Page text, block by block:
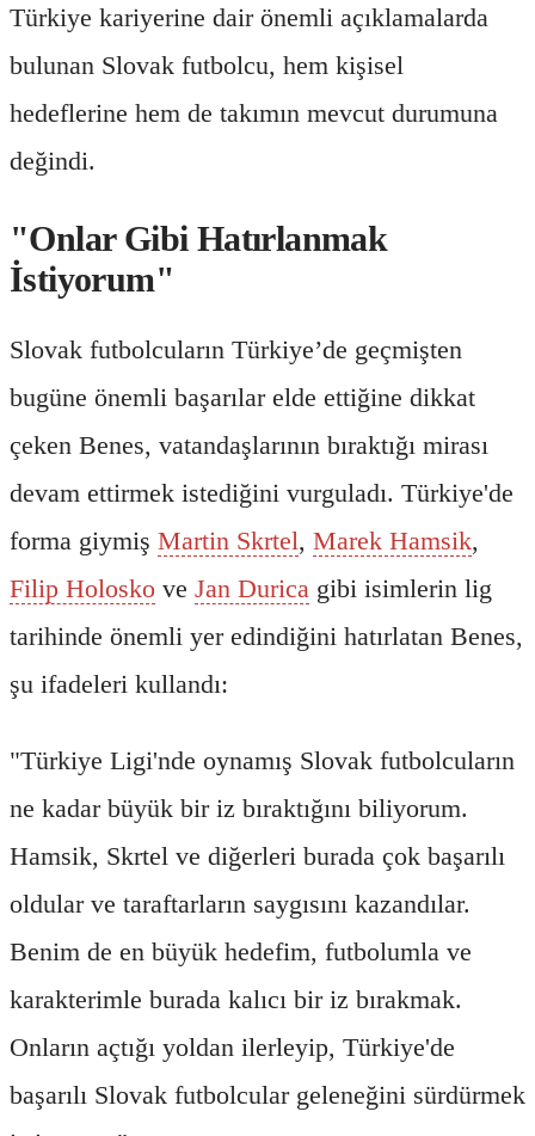
Türkiye kariyerine dair önemli açıklamalarda
bulunan Slovak futbolcu, hem kişisel
hedeflerine hem de takımın mevcut durumuna
değindi.
"Onlar Gibi Hatırlanmak
İstiyorum"
Slovak futbolcuların Türkiye’de geçmişten
bugüne önemli başarılar elde ettiğine dikkat
çeken Benes, vatandaşlarının bıraktığı mirası
devam ettirmek istediğini vurguladı. Türkiye'de
forma giymiş Martin Skrtel, Marek Hamsik,
Filip Holosko ve Jan Durica gibi isimlerin lig
tarihinde önemli yer edindiğini hatırlatan Benes,
şu ifadeleri kullandı:
"Türkiye Ligi'nde oynamış Slovak futbolcuların
ne kadar büyük bir iz bıraktığını biliyorum.
Hamsik, Skrtel ve diğerleri burada çok başarılı
oldular ve taraftarların saygısını kazandılar.
Benim de en büyük hedefim, futbolumla ve
karakterimle burada kalıcı bir iz bırakmak.
Onların açtığı yoldan ilerleyip, Türkiye'de
başarılı Slovak futbolcular geleneğini sürdürmek